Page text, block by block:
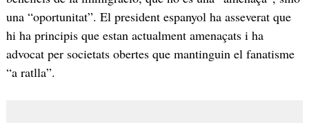
una “oportunitat”. El president espanyol ha asseverat que
hi ha principis que estan actualment amenaçats i ha
advocat per societats obertes que mantinguin el fanatisme
“a ratlla”.